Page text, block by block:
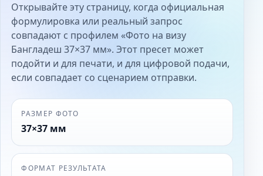
Открывайте эту страницу, когда официальная
формулировка или реальный запрос
совпадают с профилем «Фото на визу
Бангладеш 37×37 мм». Этот пресет может
подойти и для печати, и для цифровой подачи,
если совпадает со сценарием отправки.
РАЗМЕР ФОТО
37×37 мм
ФОРМАТ РЕЗУЛЬТАТА